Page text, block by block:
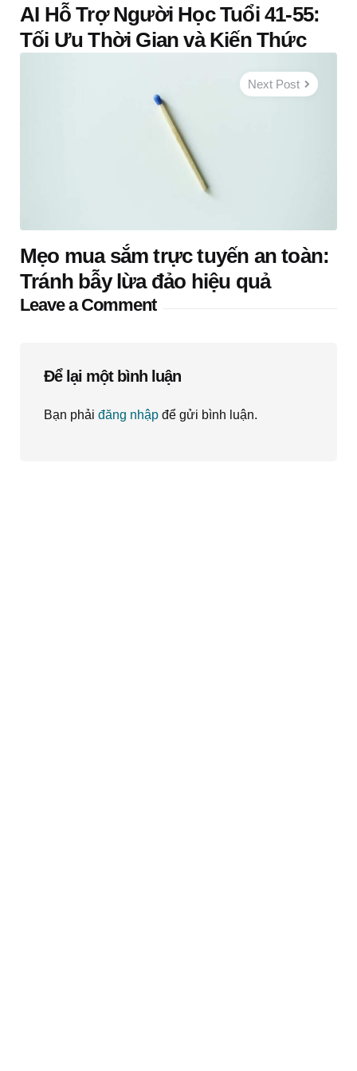
AI Hỗ Trợ Người Học Tuổi 41-55:
Tối Ưu Thời Gian và Kiến Thức
Next Post
Mẹo mua sắm trực tuyến an toàn:
Tránh bẫy lừa đảo hiệu quả
Leave a Comment
Để lại một bình luận
Bạn phải đăng nhập để gửi bình luận.